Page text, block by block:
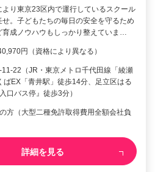
より東京23区内で運行しているスクール
。子どもたちの毎日の安全を守るため
成ノウハウもしっかり整えていま…
円（資格により異なる）
22（JR・東京メトロ千代田線「綾瀬
ばEX「青井駅」徒歩14分、足立区はる
口バス停』徒歩3分）
方（大型二種免許取得費用全額会社負
詳細を見る